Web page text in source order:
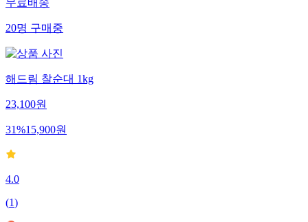
무료배송
20명구매중
해드림 찰순대 1kg
23,100원
31%15,900원
4.0
(1)